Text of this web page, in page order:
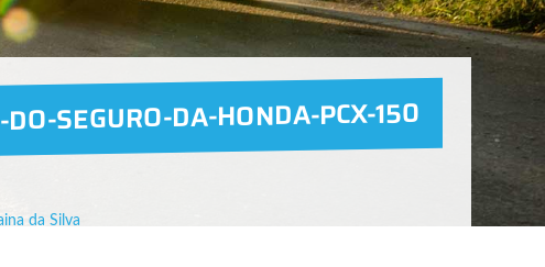
SEGURO-DA-HONDA-PCX-150
da Silva